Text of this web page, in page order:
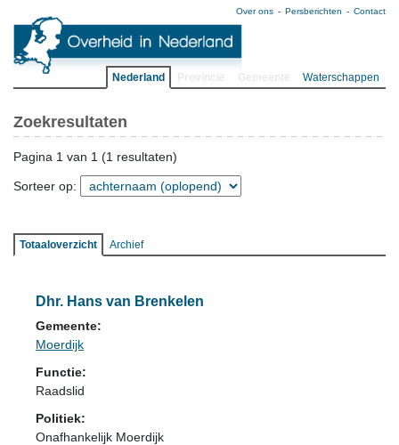
Over ons Persberichten Contact
Nederland Waterschappen
Zoekresultaten
Pagina 1 van 1 (1 resultaten)
Sorteer op:
Totaaloverzicht Archief
Dhr. Hans van Brenkelen
Gemeente:
Moerdijk
Functie:
Raadslid
Politiek:
Onafhankelijk Moerdijk